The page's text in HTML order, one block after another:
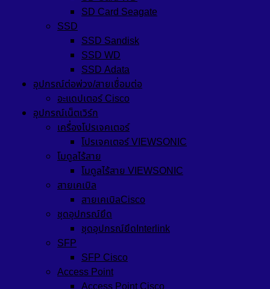
SD Card Seagate
SSD
SSD Sandisk
SSD WD
SSD Adata
อุปกรณ์ต่อพ่วง/สายเชื่อมต่อ
อะแดปเตอร์ Cisco
อุปกรณ์เน็ตเวิร์ก
เครื่องโปรเจคเตอร์
โปรเจคเตอร์ VIEWSONIC
โมดูลไร้สาย
โมดูลไร้สาย VIEWSONIC
สายเคเบิล
สายเคเบิลCisco
ชุดอุปกรณ์ยึด
ชุดอุปกรณ์ยึดInterlink
SFP
SFP Cisco
Access Point